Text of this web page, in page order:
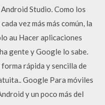
Studio. Como los
vez más más común, la
au Hacer aplicaciones
gente y Google lo sabe.
rápida y sencilla de
Google Para móviles
y un poco más del